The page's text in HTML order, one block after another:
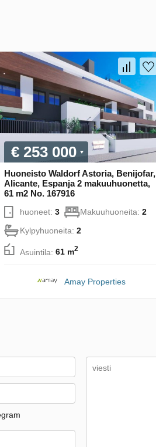
€ 253 000
Huoneisto Waldorf Astoria, Benijofar,
Alicante, Espanja 2 makuuhuonetta,
61 m2 No. 167916
huoneet: 3 Makuuhuoneita: 2
Kylpyhuoneita: 2
Asuintila: 61 m2
Amay Properties